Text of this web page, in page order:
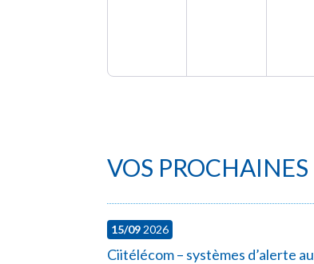
VOS
15/09 2026
Ciitélécom – systèmes d’alerte